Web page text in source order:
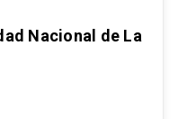
Nacional de La